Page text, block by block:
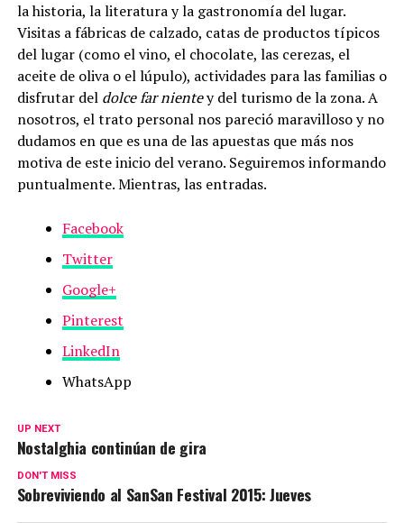
la historia, la literatura y la gastronomía del lugar.
Visitas a fábricas de calzado, catas de productos típicos
del lugar (como el vino, el chocolate, las cerezas, el
aceite de oliva o el lúpulo), actividades para las familias o
disfrutar del dolce far nientey del turismo de la zona. A
nosotros, el trato personal nos pareció maravilloso y no
dudamos en que es una de las apuestas que más nos
motiva de este inicio del verano. Seguiremos informando
puntualmente. Mientras, las entradas.
Facebook
Twitter
Google+
Pinterest
LinkedIn
WhatsApp
UP NEXT
Nostalghia continúan de gira
DON'T MISS
Sobreviviendo al SanSan Festival 2015: Jueves